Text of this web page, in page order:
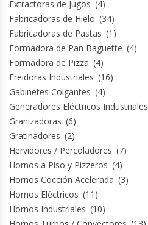
Rallador De Pan
Rebanadoras De Pan De Molde
Refrigeradores Industriales
Repuestos Hornos Turbos
Revolvedoras De Masas
Roller Hot Dog
Extractoras de Jugos (4)
Fabricadoras de Hielo (34)
Fabricadoras de Pastas (1)
Formadora de Pan Baguette (4)
Formadora de Pizza (4)
Freidoras Industriales (16)
Gabinetes Colgantes (4)
Generadores Eléctricos Industriales
Granizadoras (6)
Gratinadores (2)
Hervidores / Percoladores (7)
Hornos a Piso y Pizzeros (4)
Hornos Cocción Acelerada (3)
Hornos Eléctricos (11)
Hornos Industriales (10)